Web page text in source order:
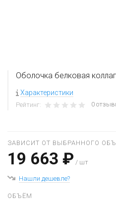
Оболочка белковая
Характеристики
Рейтинг: 0
ЗАВИСИТ ОТ ВЫБРАННОГО
19 663 ₽ / шт
Нашли дешевле?
ОБЪЁМ